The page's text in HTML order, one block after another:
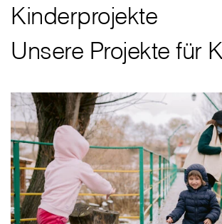
Kinderprojekte
Unsere Projekte für